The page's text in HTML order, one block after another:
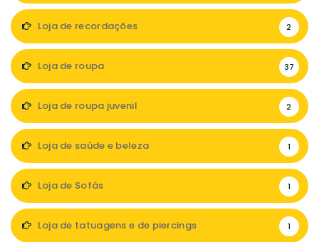
Loja de recordações 2
Loja de roupa 37
Loja de roupa juvenil 2
Loja de saúde e beleza 1
Loja de Sofás 1
Loja de tatuagens e de piercings 1